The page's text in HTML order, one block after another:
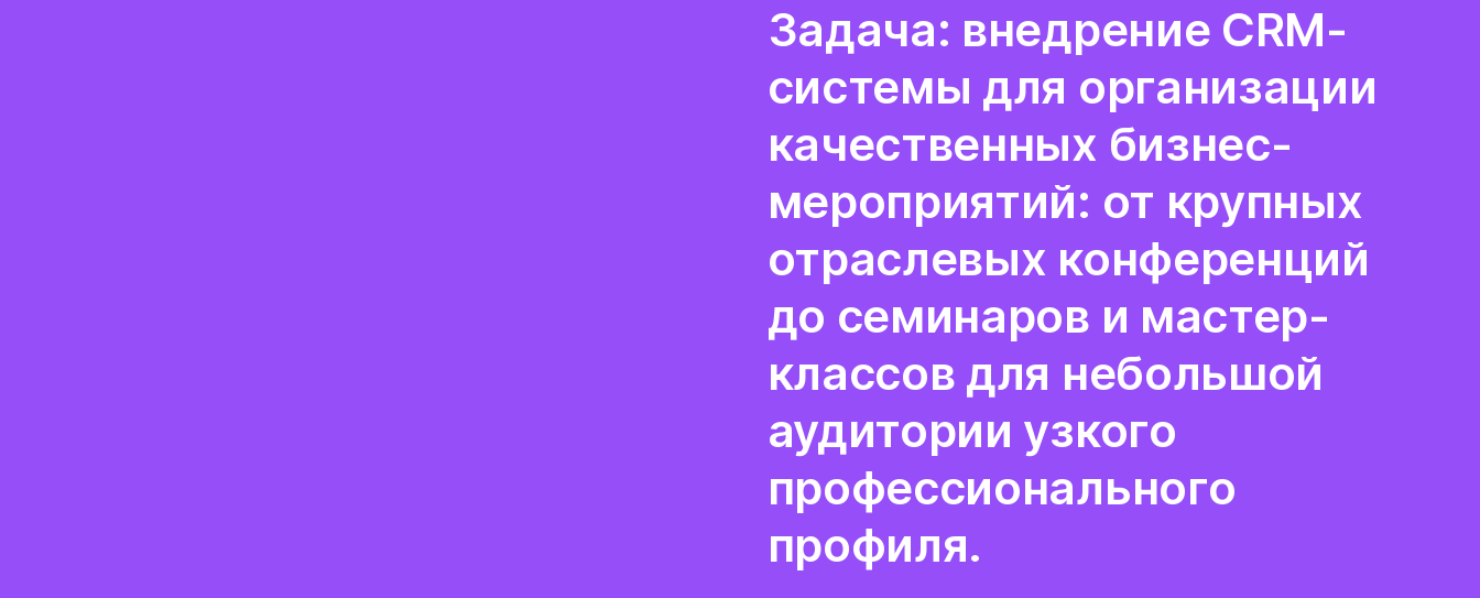
Задача: внедрение CRM-
системы для организации
качественных бизнес-
мероприятий: от крупных
отраслевых конференций
до семинаров и мастер-
классов для небольшой
аудитории узкого
профессионального
профиля.